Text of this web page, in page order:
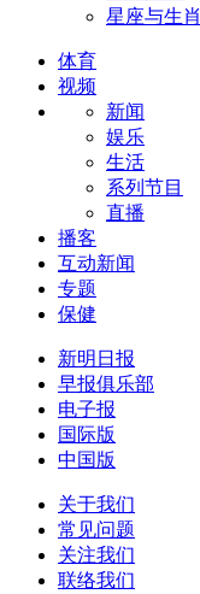
星座与生肖
体育
视频
新闻
娱乐
生活
系列节目
直播
播客
互动新闻
专题
保健
新明日报
早报俱乐部
电子报
国际版
中国版
关于我们
常见问题
关注我们
联络我们